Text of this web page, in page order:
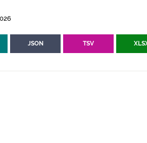
JSON TSV